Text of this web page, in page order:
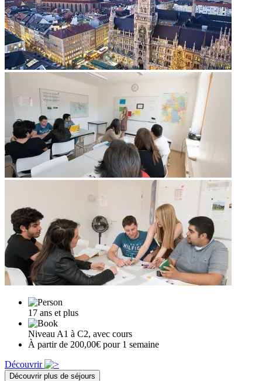
17 ans et plus
Niveau A1 à C2, avec cours
À partir de 200,00€ pour 1 semaine
Découvrir
Découvrir plus de séjours